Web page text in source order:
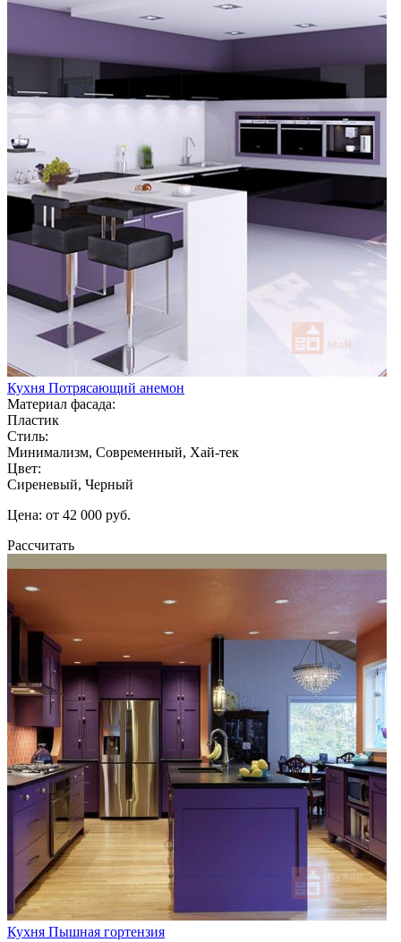
Кухня Потрясающий анемон
Материал фасада:
Пластик
Стиль:
Минимализм, Современный, Хай-тек
Цвет:
Сиреневый, Черный
Цена: от 42 000 руб.
Рассчитать
Кухня Пышная гортензия